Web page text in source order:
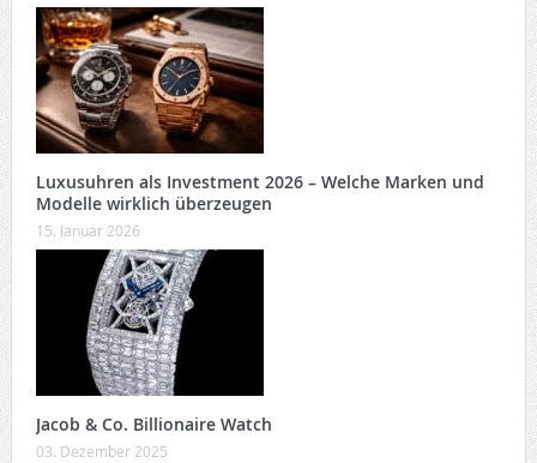
Luxusuhren als Investment 2026 – Welche Marken und
Modelle wirklich überzeugen
15. Januar 2026
Jacob & Co. Billionaire Watch
03. Dezember 2025